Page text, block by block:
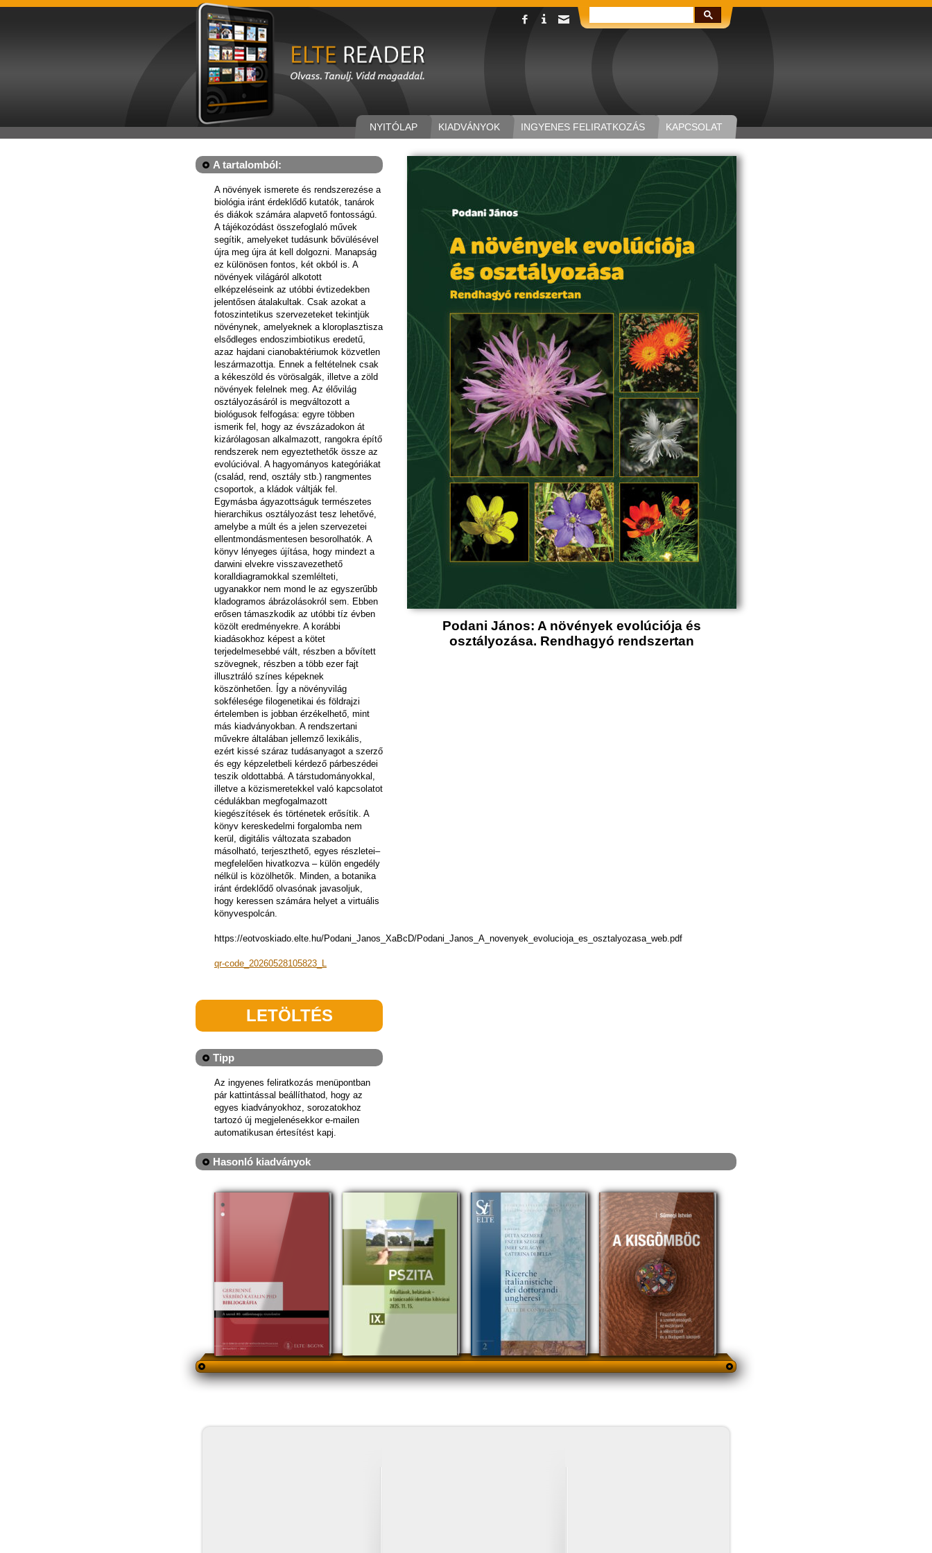
KAPCSOLAT
INGYENES FELIRATKOZÁS
KIADVÁNYOK
NYITÓLAP
A tartalomból:
A növények ismerete és rendszerezése a
biológia iránt érdeklődő kutatók, tanárok
és diákok számára alapvető fontosságú.
A tájékozódást összefoglaló művek
segítik, amelyeket tudásunk bővülésével
újra meg újra át kell dolgozni. Manapság
ez különösen fontos, két okból is. A
növények világáról alkotott
elképzeléseink az utóbbi évtizedekben
jelentősen átalakultak. Csak azokat a
fotoszintetikus szervezeteket tekintjük
növénynek, amelyeknek a kloroplasztisza
elsődleges endoszimbiotikus eredetű,
azaz hajdani cianobaktériumok közvetlen
leszármazottja. Ennek a feltételnek csak
a kékeszöld és vörösalgák, illetve a zöld
növények felelnek meg. Az élővilág
osztályozásáról is megváltozott a
biológusok felfogása: egyre többen
ismerik fel, hogy az évszázadokon át
kizárólagosan alkalmazott, rangokra építő
rendszerek nem egyeztethetők össze az
evolúcióval. A hagyományos kategóriákat
(család, rend, osztály stb.) rangmentes
csoportok, a kládok váltják fel.
Egymásba ágyazottságuk természetes
hierarchikus osztályozást tesz lehetővé,
amelybe a múlt és a jelen szervezetei
ellentmondásmentesen besorolhatók. A
könyv lényeges újítása, hogy mindezt a
darwini elvekre visszavezethető
koralldiagramokkal szemlélteti,
ugyanakkor nem mond le az egyszerűbb
kladogramos ábrázolásokról sem. Ebben
erősen támaszkodik az utóbbi tíz évben
közölt eredményekre. A korábbi
kiadásokhoz képest a kötet
terjedelmesebbé vált, részben a bővített
szövegnek, részben a több ezer fajt
illusztráló színes képeknek
köszönhetően. Így a növényvilág
sokfélesége filogenetikai és földrajzi
értelemben is jobban érzékelhető, mint
más kiadványokban. A rendszertani
művekre általában jellemző lexikális,
ezért kissé száraz tudásanyagot a szerző
és egy képzeletbeli kérdező párbeszédei
teszik oldottabbá. A társtudományokkal,
illetve a közismeretekkel való kapcsolatot
cédulákban megfogalmazott
kiegészítések és történetek erősítik. A
könyv kereskedelmi forgalomba nem
kerül, digitális változata szabadon
másolható, terjeszthető, egyes részletei–
megfelelően hivatkozva – külön engedély
nélkül is közölhetők. Minden, a botanika
iránt érdeklődő olvasónak javasoljuk,
hogy keressen számára helyet a virtuális
könyvespolcán.
https://eotvoskiado.elte.hu/Podani_Janos_XaBcD/Podani_Janos_A_novenyek_evolucioja_es_osztalyozasa_web.pdf
qr-code_20260528105823_L
LETÖLTÉS
Tipp
Az ingyenes feliratkozás menüpontban
pár kattintással beállíthatod, hogy az
egyes kiadványokhoz, sorozatokhoz
tartozó új megjelenésekkor e-mailen
automatikusan értesítést kapj.
Podani János: A növények evolúciója és
osztályozása. Rendhagyó rendszertan
Hasonló kiadványok